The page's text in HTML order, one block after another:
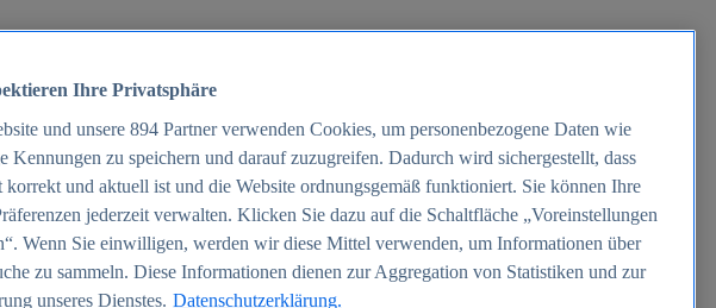
2025
2025
Ihre Privatsphäre
und unsere 894 Partner verwenden Cookies, um personenbezogene Daten wie
Kennungen zu speichern und darauf zuzugreifen. Dadurch wird sichergestellt, dass
korrekt und aktuell ist und die Website ordnungsgemäß funktioniert. Sie können Ihre
jederzeit verwalten. Klicken Sie dazu auf die Schaltfläche „Voreinstellungen
Wenn Sie einwilligen, werden wir diese Mittel verwenden, um Informationen über
zu sammeln. Diese Informationen dienen zur Aggregation von Statistiken und zur
unseres Dienstes. Datenschutzerklärung.